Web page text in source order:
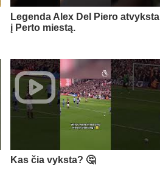
Legenda Alex Del Piero atvyksta
į Perto miestą.
Kas čia vyksta? 🤔